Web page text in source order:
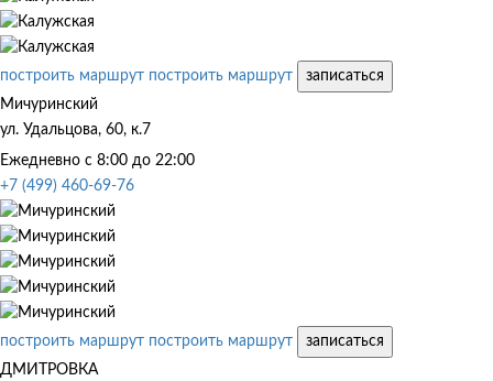
построить маршрут построить маршрут
записаться
Мичуринский
ул. Удальцова, 60, к.7
Ежедневно с 8:00 до 22:00
+7 (499) 460-69-76
построить маршрут построить маршрут
записаться
ДМИТРОВКА